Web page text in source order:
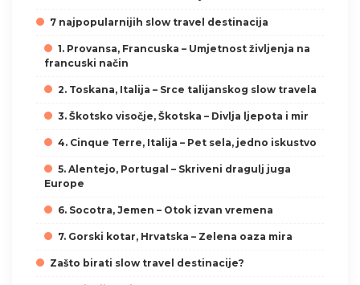
7 najpopularnijih slow travel destinacija
1. Provansa, Francuska – Umjetnost življenja na
francuski način
2. Toskana, Italija – Srce talijanskog slow travela
3. Škotsko visočje, Škotska – Divlja ljepota i mir
4. Cinque Terre, Italija – Pet sela, jedno iskustvo
5. Alentejo, Portugal – Skriveni dragulj juga
Europe
6. Socotra, Jemen – Otok izvan vremena
7. Gorski kotar, Hrvatska – Zelena oaza mira
Zašto birati slow travel destinacije?